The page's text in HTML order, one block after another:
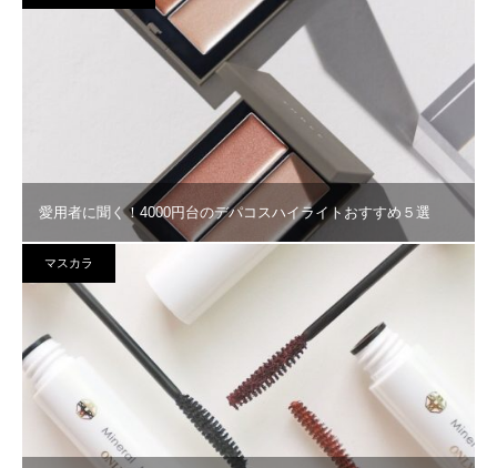
愛用者に聞く！4000円台のデパコスハイライトおすすめ５選
マスカラ